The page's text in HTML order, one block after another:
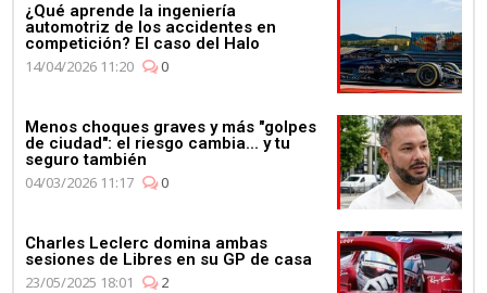
¿Qué aprende la ingeniería
automotriz de los accidentes en
competición? El caso del Halo
14/04/2026 11:20
0
Menos choques graves y más "golpes
de ciudad": el riesgo cambia... y tu
seguro también
04/03/2026 11:17
0
Charles Leclerc domina ambas
sesiones de Libres en su GP de casa
23/05/2025 18:01
2